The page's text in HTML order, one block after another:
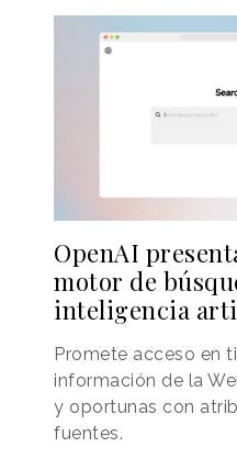
OpenAI
motor de
inteligencia
Promete acceso en
información de la
y oportunas con
fuentes.